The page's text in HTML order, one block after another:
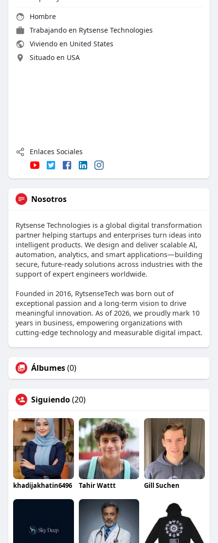
Hombre
Trabajando en Rytsense Technologies
Viviendo en United States
Situado en USA
Enlaces Sociales
Nosotros
Rytsense Technologies is a global digital transformation
partner helping startups and enterprises turn ideas into
intelligent products. We design and deliver scalable AI,
automation, analytics, and smart applications—building
secure, future-ready solutions across industries with the
support of expert engineers worldwide.
Founded in 2016, RytsenseTech was born out of
exceptional passion and a long-term vision to drive
meaningful innovation. As of 2026, we proudly mark 10
years in business, empowering organizations with
cutting-edge technology and measurable digital impact.
Álbumes(0)
Siguiendo(20)
khadijakhatin6496 Tahir Wattt Gill Suchen